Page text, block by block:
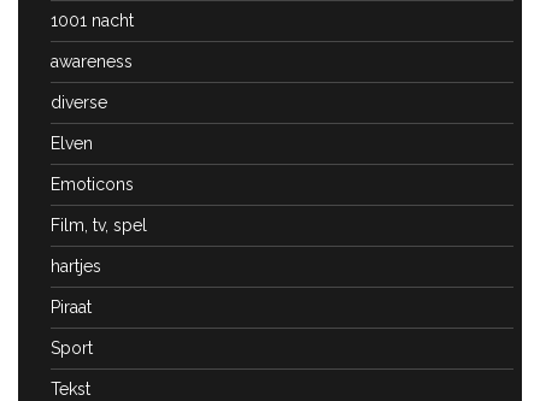
1001 nacht
awareness
diverse
Elven
Emoticons
Film, tv, spel
hartjes
Piraat
Sport
Tekst